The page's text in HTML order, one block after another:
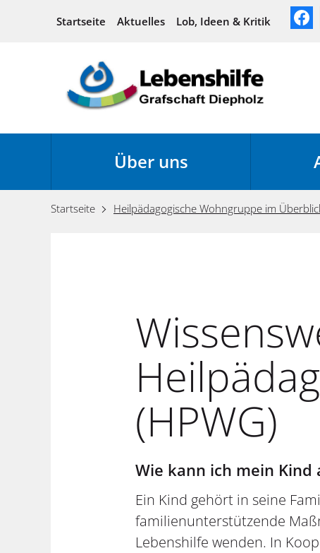
Startseite Aktuelles Lob, Ideen & Kritik
Über uns
Startseite Heilpädagogische Wohngruppe im
(HPWG)
Wie kann ich mein Kind
Ein Kind gehört in seine
familienunterstützende
Lebenshilfe wenden. In